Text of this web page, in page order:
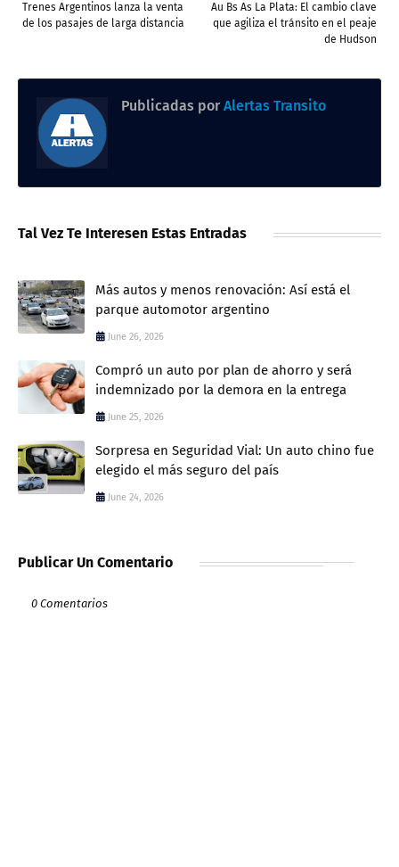
Au Bs As La Plata: El cambio clave
que agiliza el tránsito en el peaje
de Hudson
Trenes Argentinos lanza la venta
de los pasajes de larga distancia
Publicadas por Alertas Transito
Tal Vez Te Interesen Estas Entradas
Más autos y menos renovación: Así está el
parque automotor argentino
June 26, 2026
Compró un auto por plan de ahorro y será
indemnizado por la demora en la entrega
June 25, 2026
Sorpresa en Seguridad Vial: Un auto chino fue
elegido el más seguro del país
June 24, 2026
Publicar Un Comentario
0 Comentarios